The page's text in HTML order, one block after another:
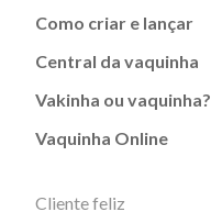
Como criar e lançar
Central da vaquinha
Vakinha ou vaquinha?
Vaquinha Online
Cliente feliz